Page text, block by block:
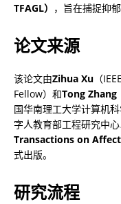
TFAGL） ，旨在捕捉抑
论文来源
该论文由Zihua Xu （
Fellow）和Tong Zhang
国华南理工大学计算机
字人教育部工程研究中
Transactions on
式出版。
研究流程